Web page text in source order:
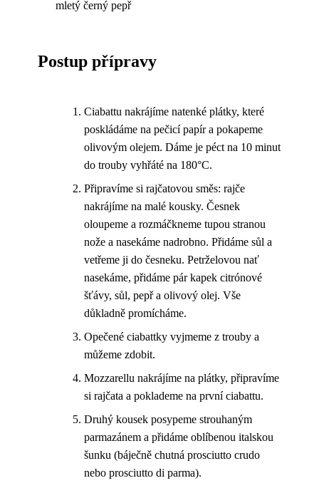
mletý černý pepř
Postup přípravy
Ciabattu nakrájíme natenké plátky, které
poskládáme na pečicí papír a pokapeme
olivovým olejem. Dáme je péct na 10 minut
do trouby vyhřáté na 180°C.
Připravíme si rajčatovou směs: rajče
nakrájíme na malé kousky. Česnek
oloupeme a rozmáčkneme tupou stranou
nože a nasekáme nadrobno. Přidáme sůl a
vetřeme ji do česneku. Petrželovou nať
nasekáme, přidáme pár kapek citrónové
šťávy, sůl, pepř a olivový olej. Vše
důkladně promícháme.
Opečené ciabattky vyjmeme z trouby a
můžeme zdobit.
Mozzarellu nakrájíme na plátky, připravíme
si rajčata a poklademe na první ciabattu.
Druhý kousek posypeme strouhaným
parmazánem a přidáme oblíbenou italskou
šunku (báječně chutná prosciutto crudo
nebo prosciutto di parma).